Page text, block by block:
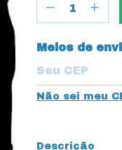
Entregas para
Meios de
Não sei meu
Descrição